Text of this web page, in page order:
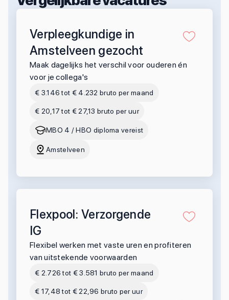
Verpleegkundige in
Amstelveen gezocht
Maak dagelijks het verschil voor ouderen én
voor je collega's
€ 3.146 tot € 4.232 bruto per maand
€ 20,17 tot € 27,13 bruto per uur
MBO 4 / HBO diploma vereist
Amstelveen
Flexpool: Verzorgende
IG
Flexibel werken met vaste uren en profiteren
van uitstekende voorwaarden
€ 2.726 tot € 3.581 bruto per maand
€ 17,48 tot € 22,96 bruto per uur